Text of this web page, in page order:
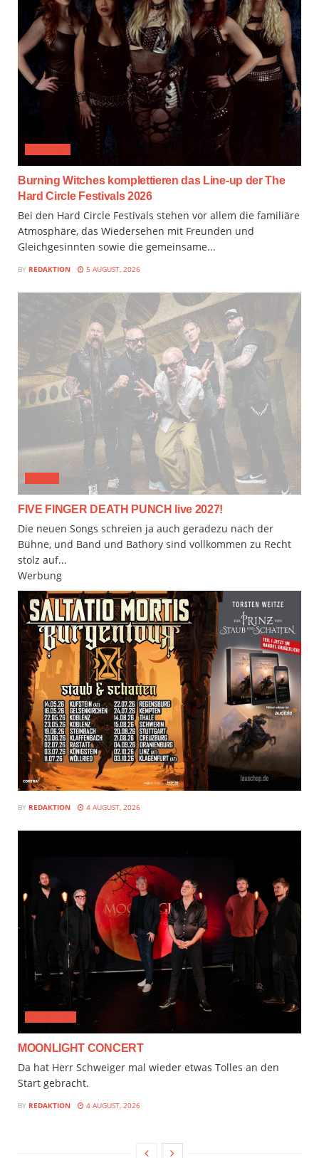
Burning Witches komplettieren das Line-up der The
Hard Circle Festivals 2026
Bei den Hard Circle Festivals stehen vor allem die familiäre
Atmosphäre, das Wiedersehen mit Freunden und
Gleichgesinnten sowie die gemeinsame...
BY REDAKTION 5 AUGUST, 2026
FIVE FINGER DEATH PUNCH live 2027!
Die neuen Songs schreien ja auch geradezu nach der
Bühne, und Band und Bathory sind vollkommen zu Recht
stolz auf...
Werbung
BY REDAKTION 4 AUGUST, 2026
MOONLIGHT CONCERT
Da hat Herr Schweiger mal wieder etwas Tolles an den
Start gebracht.
BY REDAKTION 4 AUGUST, 2026